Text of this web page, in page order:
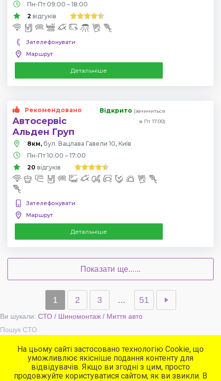
Пн-Пт 09:00 – 18:00
2 відгуків
Зателефонувати
Маршрут
Детальніше
Рекомендовано
Автосервіс
Альден Груп
Відкрито (зачиниться
в Пт 17:00)
8км, бул. Вацлава Гавели 10, Київ
Пн-Пт 10:00 – 17:00
20 відгуків
Зателефонувати
Маршрут
Детальніше
Показати ще......
1 2 3 ... 51
Ви шукали: СТО / Шиномонтаж / Миття авто
Пошук СТО
Популярні сервіси
СТО
Автомийки
На цьому сайті застосовано технологію Cookie, що
уможливлює якісніше подання контенту для
відвідувачів. Якщо ви згодні з цим, просто
продовжуйте користуватися сайтом, як ви звикли. В